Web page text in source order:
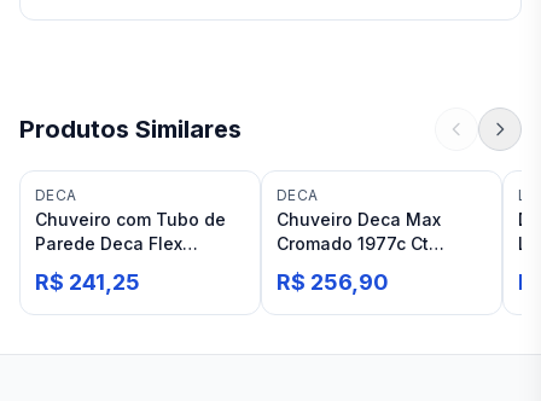
Produtos Similares
DECA
Chuveiro com Tubo de
Parede Deca Flex
Cromado
R$ 241,25
DECA
Chuveiro Deca Max
Cromado 1977c Ct
parede
R$ 256,90